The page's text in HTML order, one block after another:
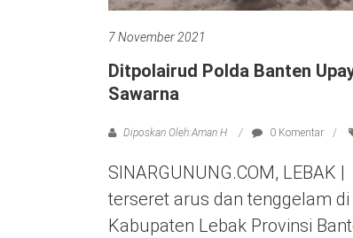
7 November 2021
Ditpolairud Polda Banten
Sawarna
Diposkan Oleh:Aman H 0 Komentar
SINARGUNUNG.COM,
terseret arus dan tenggelam di
Kabupaten Lebak Provinsi